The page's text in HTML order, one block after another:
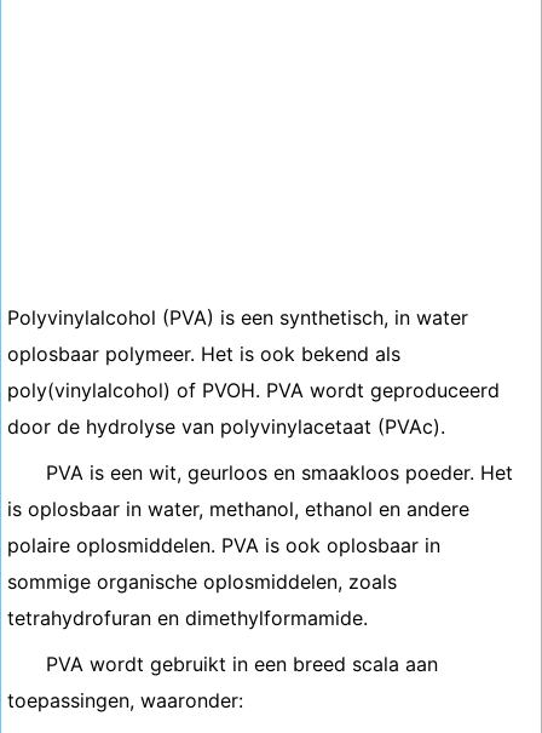
Polyvinylalcohol (PVA) is een synthetisch, in water
oplosbaar polymeer. Het is ook bekend als
poly(vinylalcohol) of PVOH. PVA wordt geproduceerd
door de hydrolyse van polyvinylacetaat (PVAc).
PVA is een wit, geurloos en smaakloos poeder. Het
is oplosbaar in water, methanol, ethanol en andere
polaire oplosmiddelen. PVA is ook oplosbaar in
sommige organische oplosmiddelen, zoals
tetrahydrofuran en dimethylformamide.
PVA wordt gebruikt in een breed scala aan
toepassingen, waaronder: